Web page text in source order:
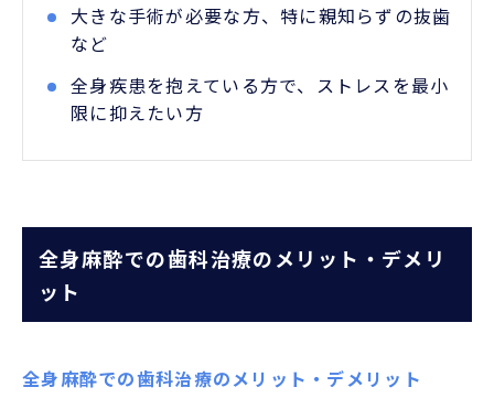
大きな手術が必要な方、特に親知らずの抜歯
など
全身疾患を抱えている方で、ストレスを最小
限に抑えたい方
全身麻酔での歯科治療のメリット・デメリ
ット
全身麻酔での歯科治療のメリット・デメリット